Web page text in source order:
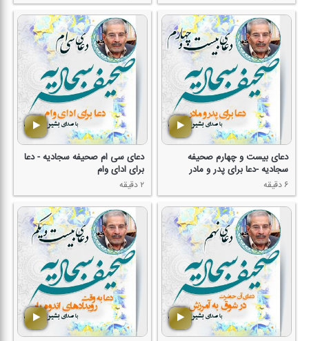
دعای بیست و چهارم صحیفه
سجادیه -دعا برای پدر و مادر
۶ دقیقه
دعای سی ام صحیفه سجادیه - دعا
برای ادای وام
۲ دقیقه